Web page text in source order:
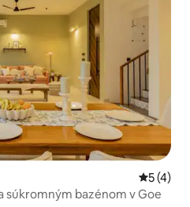
5 (4)
súkromným bazénom v Goe